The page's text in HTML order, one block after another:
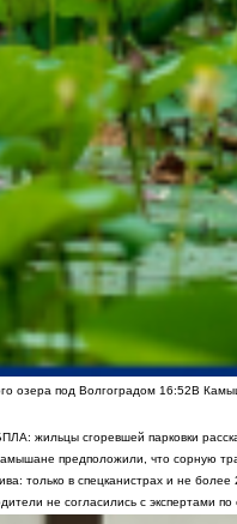
озера под Волгоградом 16:52В
жильцы сгоревшей парковки
предположили, что сорную
только в спецканистрах и не
не согласились с экспертами